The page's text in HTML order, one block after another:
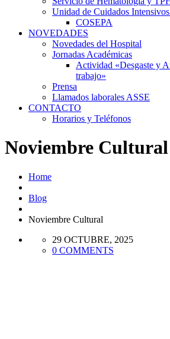
Unidad de Cuidados
COSEPA
NOVEDADES
Novedades del Hospital
Jornadas Académicas
Actividad «Desgaste y
trabajo»
Prensa
Llamados laborales ASSE
CONTACTO
Horarios y Teléfonos
Noviembre Cultural
Home
Blog
Noviembre Cultural
29 OCTUBRE, 2025
0 COMMENTS